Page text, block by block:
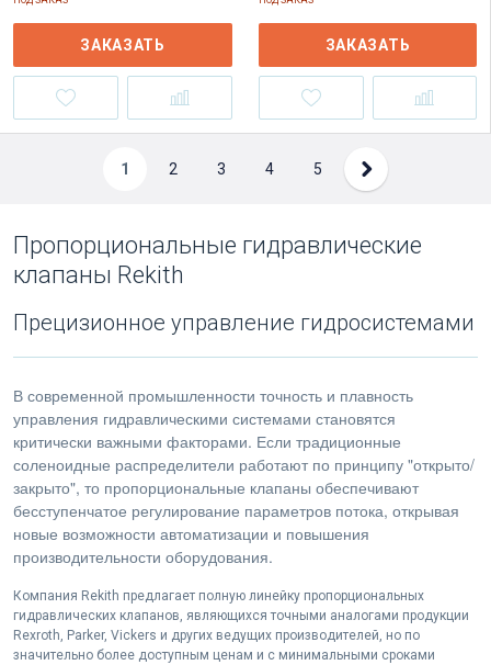
ЗАКАЗАТЬ ЗАКАЗАТЬ
1 2 3 4 5
Пропорциональные гидравлические
клапаны Rekith
Прецизионное управление гидросистемами
В современной промышленности точность и плавность
управления гидравлическими системами становятся
критически важными факторами. Если традиционные
соленоидные распределители работают по принципу "открыто/
закрыто", то пропорциональные клапаны обеспечивают
бесступенчатое регулирование параметров потока, открывая
новые возможности автоматизации и повышения
производительности оборудования.
Компания Rekith предлагает полную линейку пропорциональных
гидравлических клапанов, являющихся точными аналогами продукции
Rexroth, Parker, Vickers и других ведущих производителей, но по
значительно более доступным ценам и с минимальными сроками